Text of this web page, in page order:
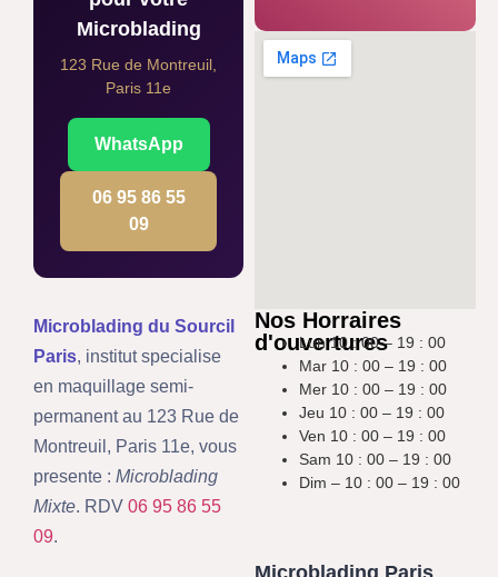
Microblading
123 Rue de Montreuil,
Paris 11e
WhatsApp
06 95 86 55
09
Microblading du Sourcil
Paris, institut specialise
en maquillage semi-
permanent au 123 Rue de
Montreuil, Paris 11e, vous
presente : Microblading
Mixte. RDV 06 95 86 55
09.
Nos Horraires
d'ouvertures
Lun 10 : 00 – 19 : 00
Mar 10 : 00 – 19 : 00
Mer 10 : 00 – 19 : 00
Jeu 10 : 00 – 19 : 00
Ven 10 : 00 – 19 : 00
Sam 10 : 00 – 19 : 00
Dim – 10 : 00 – 19 : 00
Microblading Paris